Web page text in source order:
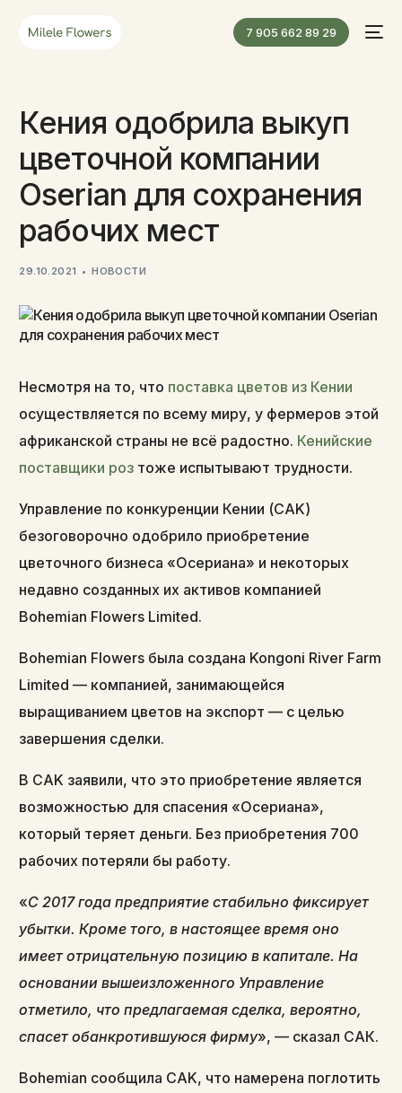
7 905 662 89 29
Кения одобрила выкуп
цветочной компании
Oserian для сохранения
рабочих мест
29.10.2021 НОВОСТИ
Несмотря на то, что поставка цветов из Кении
осуществляется по всему миру, у фермеров этой
африканской страны не всё радостно. Кенийские
поставщики роз тоже испытывают трудности.
Управление по конкуренции Кении (CAK)
безоговорочно одобрило приобретение
цветочного бизнеса «Осериана» и некоторых
недавно созданных их активов компанией
Bohemian Flowers Limited.
Bohemian Flowers была создана Kongoni River Farm
Limited — компанией, занимающейся
выращиванием цветов на экспорт — с целью
завершения сделки.
В CAK заявили, что это приобретение является
возможностью для спасения «Осериана»,
который теряет деньги. Без приобретения 700
рабочих потеряли бы работу.
«С 2017 года предприятие стабильно фиксирует
убытки. Кроме того, в настоящее время оно
имеет отрицательную позицию в капитале. На
основании вышеизложенного Управление
отметило, что предлагаемая сделка, вероятно,
спасет обанкротившуюся фирму», — сказал САК.
Bohemian сообщила CAK, что намерена поглотить